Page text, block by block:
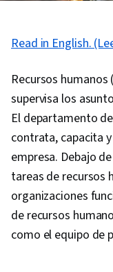
Read in English.
Recursos
supervisa los
El departamento
contrata, capacita
empresa. Debajo
tareas de recursos
organizaciones
de recursos
como el equipo de